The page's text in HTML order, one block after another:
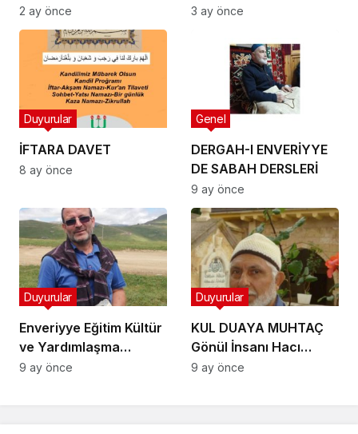
2 ay önce
nedir? Zilhicce ayının
ayet ve hadisler neler?
Zilhicce ayında ne
yapılır? Zilhicce ayı
önemi ve fazileti
hakkında kısaca
bilinmesi gerekenler…
3 ay önce
İFTARA DAVET
Duyurular
8 ay önce
DERGAH-I ENVERİYYE
DE SABAH DERSLERİ
Genel
9 ay önce
Enveriyye Eğitim Kültür
ve Yardımlaşma
Derneği üyelerinden
Duyurular
9 ay önce
KUL DUAYA MUHTAÇ
Gönül İnsanı Hacı
Necati Ustaci Hakkın
Duyurular
9 ay önce